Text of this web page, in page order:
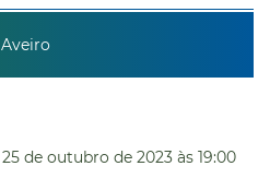
Aveiro
25 de outubro de 2023 às 19:00